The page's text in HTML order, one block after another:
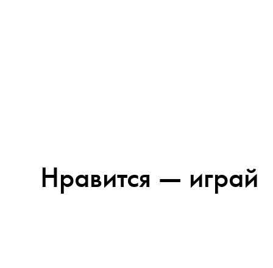
Нравится — играй